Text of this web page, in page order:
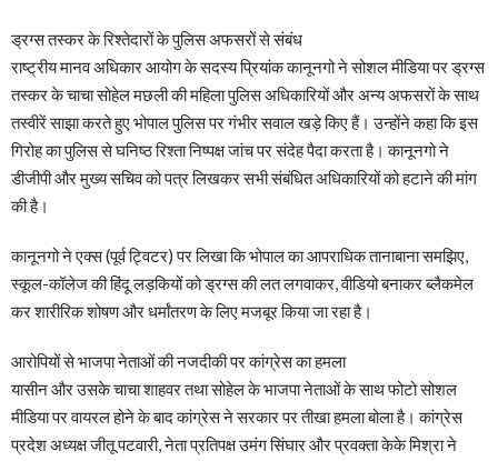
ड्रग्स तस्कर के रिश्तेदारों के पुलिस अफसरों से संबंध
राष्ट्रीय मानव अधिकार आयोग के सदस्य प्रियांक कानूनगो ने सोशल मीडिया पर ड्रग्स
तस्कर के चाचा सोहेल मछली की महिला पुलिस अधिकारियों और अन्य अफसरों के साथ
तस्वीरें साझा करते हुए भोपाल पुलिस पर गंभीर सवाल खड़े किए हैं। उन्होंने कहा कि इस
गिरोह का पुलिस से घनिष्ठ रिश्ता निष्पक्ष जांच पर संदेह पैदा करता है। कानूनगो ने
डीजीपी और मुख्य सचिव को पत्र लिखकर सभी संबंधित अधिकारियों को हटाने की मांग
की है।
कानूनगो ने एक्स (पूर्व ट्विटर) पर लिखा कि भोपाल का आपराधिक तानाबाना समझिए,
स्कूल-कॉलेज की हिंदू लड़कियों को ड्रग्स की लत लगवाकर, वीडियो बनाकर ब्लैकमेल
कर शारीरिक शोषण और धर्मांतरण के लिए मजबूर किया जा रहा है।
आरोपियों से भाजपा नेताओं की नजदीकी पर कांग्रेस का हमला
यासीन और उसके चाचा शाहवर तथा सोहेल के भाजपा नेताओं के साथ फोटो सोशल
मीडिया पर वायरल होने के बाद कांग्रेस ने सरकार पर तीखा हमला बोला है। कांग्रेस
प्रदेश अध्यक्ष जीतू पटवारी, नेता प्रतिपक्ष उमंग सिंघार और प्रवक्ता केके मिश्रा ने